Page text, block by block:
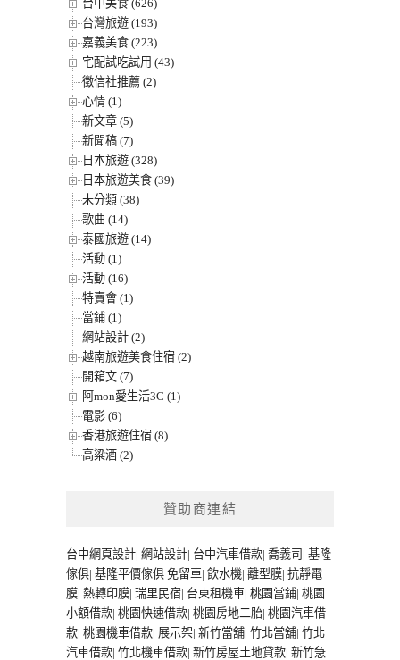
台中美食 (626)
台灣旅遊 (193)
嘉義美食 (223)
宅配試吃試用 (43)
徵信社推薦 (2)
心情 (1)
新文章 (5)
新聞稿 (7)
日本旅遊 (328)
日本旅遊美食 (39)
未分類 (38)
歌曲 (14)
泰國旅遊 (14)
活動 (1)
活動 (16)
特賣會 (1)
當鋪 (1)
網站設計 (2)
越南旅遊美食住宿 (2)
開箱文 (7)
阿mon愛生活3C (1)
電影 (6)
香港旅遊住宿 (8)
高粱酒 (2)
贊助商連結
台中網頁設計| 網站設計| 台中汽車借款| 喬義司 | 基隆
傢俱| 基隆平價傢俱 免留車| 飲水機| 離型膜| 抗靜電
膜| 熱轉印膜| 瑞里民宿| 台東租機車| 桃園當鋪| 桃園
小額借款| 桃園快速借款| 桃園房地二胎| 桃園汽車借
款| 桃園機車借款| 展示架| 新竹當舖| 竹北當舖| 竹北
汽車借款| 竹北機車借款| 新竹房屋土地貸款| 新竹急